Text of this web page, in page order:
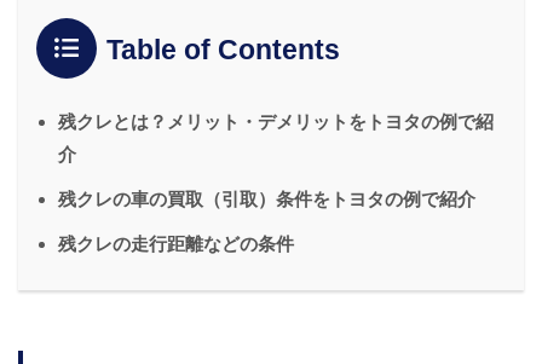
Table of Contents
残クレとは？メリット・デメリットをトヨタの例で紹
介
残クレの車の買取（引取）条件をトヨタの例で紹介
残クレの走行距離などの条件